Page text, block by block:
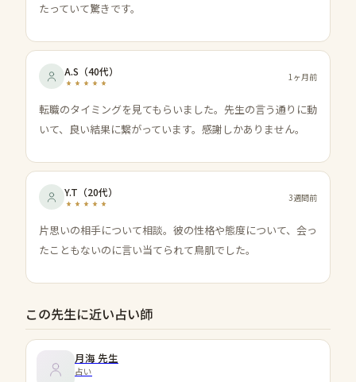
たっていて驚きです。
A.S （40代） 1ヶ月前
転職のタイミングを見てもらいました。先生の言う通りに動
いて、良い結果に繋がっています。感謝しかありません。
Y.T （20代） 3週間前
片思いの相手について相談。彼の性格や態度について、会っ
たこともないのに言い当てられて鳥肌でした。
この先生に近い占い師
月海 先生
占い